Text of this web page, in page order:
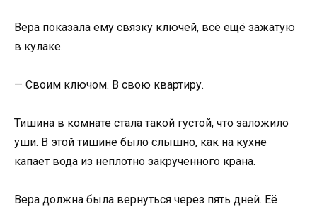
Вера показала ему связку ключей, всё ещё зажатую
в кулаке.
— Своим ключом. В свою квартиру.
Тишина в комнате стала такой густой, что заложило
уши. В этой тишине было слышно, как на кухне
капает вода из неплотно закрученного крана.
Вера должна была вернуться через пять дней. Её